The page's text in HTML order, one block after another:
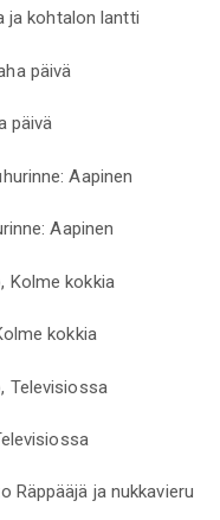
ja kohtalon lantti
päivä
Aapinen
kokkia